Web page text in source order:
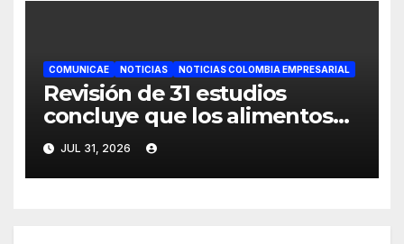
COMUNICAE NOTICIAS NOTICIAS COLOMBIA EMPRESARIAL
Revisión de 31 estudios
concluye que los alimentos
veganos para perros y gatos
tienen buena digestibilidad
JUL 31, 2026